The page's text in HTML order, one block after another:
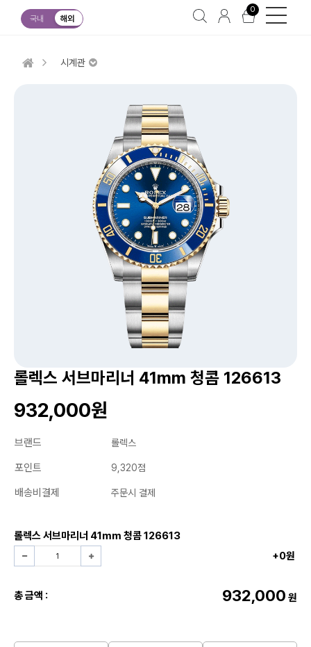
국내 해외
0
시계관
롤렉스 서브마리너 41mm 청콤 126613
932,000원
브랜드 롤렉스
포인트 9,320점
배송비결제 주문시 결제
롤렉스 서브마리너 41mm 청콤 126613
+0원
총 금액 : 932,000 원